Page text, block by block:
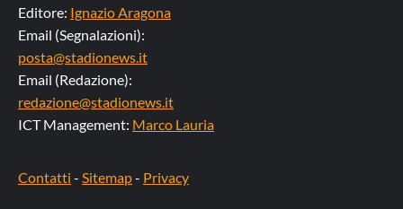
Editore: Ignazio Aragona
Email (Segnalazioni):
posta@stadionews.it
Email (Redazione):
redazione@stadionews.it
ICT Management: Marco Lauria
Contatti - Sitemap- Privacy